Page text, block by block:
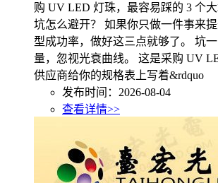
购 UV LED 灯珠，最容易踩的 3 个
坑怎么避开？ 如果你只做一件事来
型成功率，做好这三点就够了。 坑
量，忽视光衰曲线。 这是采购 UV
供应商给你的规格表上写着&rdquo
发布时间：2026-08-04
查看详情>>